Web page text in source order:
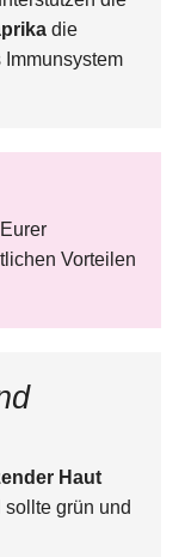
die
Vorteilen
Haut
sollte grün und